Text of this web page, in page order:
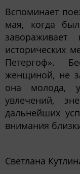
Вспоминает
мая, когда
завораживает
исторических
Петергоф».
женщиной, не
она молода,
увлечений,
дальнейших
внимания
Светлана